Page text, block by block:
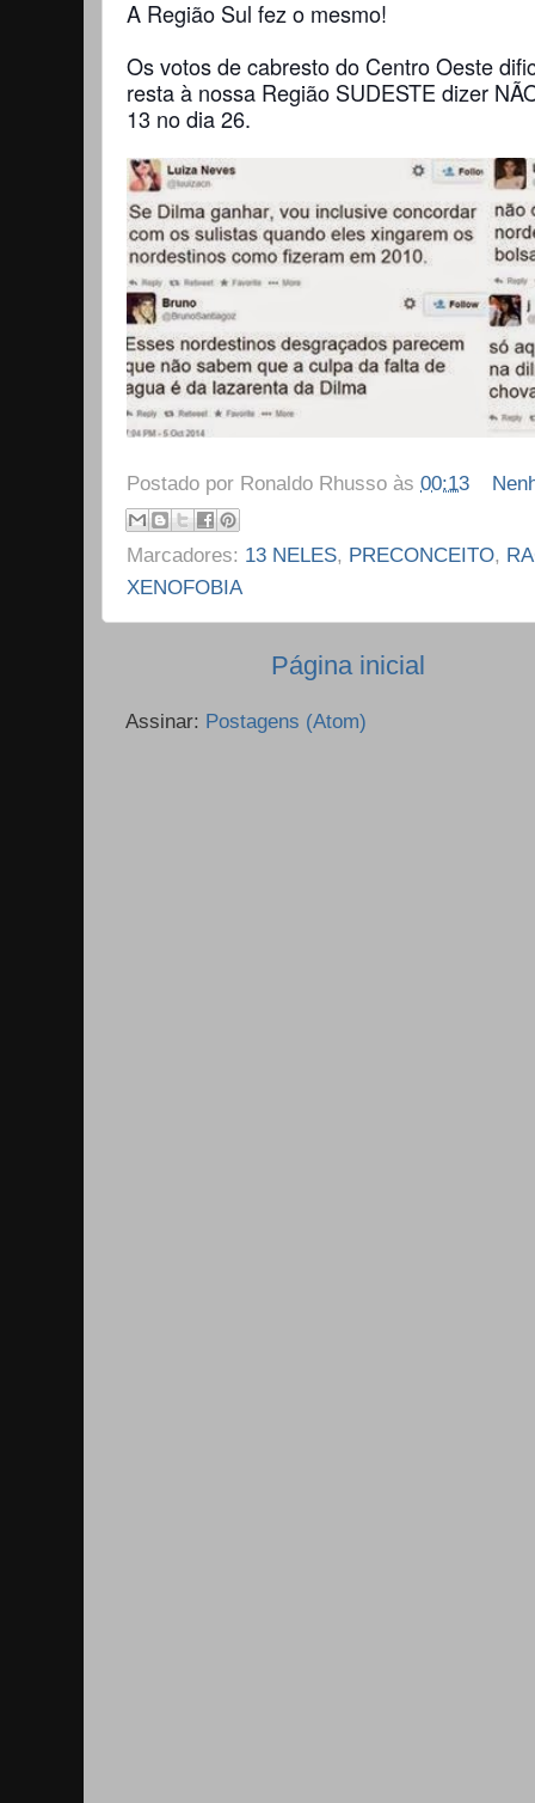
A Região Sul fez o mesmo!
Os votos de cabresto do Centro Oeste
resta à nossa Região SUDESTE dizer
13 no dia 26.
Postado por Ronaldo Rhusso às 00:13
Marcadores: 13 NELES, PRECONCEITO,
XENOFOBIA
Página inicial
Assinar: Postagens (Atom)